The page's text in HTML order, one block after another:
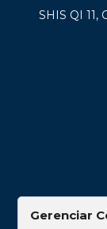
SHIS QI 11,
Av.
Gerenciar